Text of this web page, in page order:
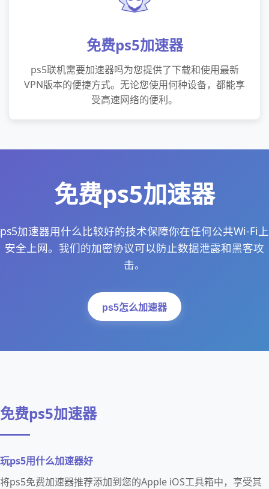
免费ps5加速器
ps5联机需要加速器吗为您提供了下载和使用最新
VPN版本的便捷方式。无论您使用何种设备，都能享
受高速网络的便利。
免费ps5加速器
ps5加速器用什么比较好的技术保障你在任何公共Wi-Fi上
安全上网。我们的加密协议可以防止数据泄露和黑客攻
击。
ps5怎么加速器
免费ps5加速器
玩ps5用什么加速器好
将ps5免费加速器推荐添加到您的Apple iOS工具箱中，享受其